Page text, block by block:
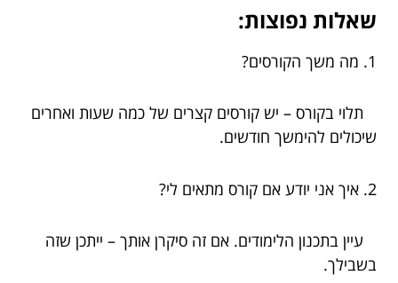
שאלות נפוצות:
1. מה משך הקורסים?
תלוי בקורס – יש קורסים קצרים של כמה שעות ואחרים
שיכולים להימשך חודשים.
2. איך אני יודע אם קורס מתאים לי?
עיין בתכנון הלימודים. אם זה סיקרן אותך – ייתכן שזה
בשבילך.